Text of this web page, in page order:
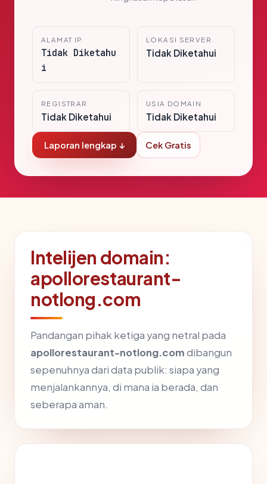
ALAMAT IP
Tidak Diketahu
i
LOKASI SERVER
Tidak Diketahui
REGISTRAR
Tidak Diketahui
USIA DOMAIN
Tidak Diketahui
Laporan lengkap ↓ Cek Gratis
Intelijen domain:
apollorestaurant-
notlong.com
Pandangan pihak ketiga yang netral pada
apollorestaurant-notlong.comdibangun
sepenuhnya dari data publik: siapa yang
menjalankannya, di mana ia berada, dan
seberapa aman.